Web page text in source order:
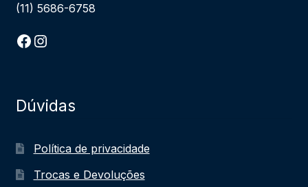
(11) 5686-6758
Facebook
Instagram
Dúvidas
Política de privacidade
Trocas e Devoluções